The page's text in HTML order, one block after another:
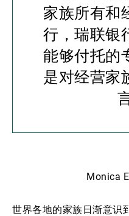
家族所有和
行，瑞联银
能够付托的
是对经营家
Monica
世界各地的家族日渐意识